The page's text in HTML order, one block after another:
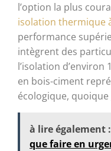
l’option la plus
isolation thermique
performance
intègrent des
l’isolation d’environ
en bois-ciment
écologique,
à lire également :
que faire en